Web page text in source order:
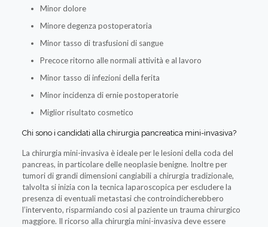
Minor dolore
Minore degenza postoperatoria
Minor tasso di trasfusioni di sangue
Precoce ritorno alle normali attività e al lavoro
Minor tasso di infezioni della ferita
Minor incidenza di ernie postoperatorie
Miglior risultato cosmetico
Chi sono i candidati alla chirurgia pancreatica mini-invasiva?
La chirurgia mini-invasiva è ideale per le lesioni della coda del
pancreas, in particolare delle neoplasie benigne. Inoltre per
tumori di grandi dimensioni cangiabili a chirurgia tradizionale,
talvolta si inizia con la tecnica laparoscopica per escludere la
presenza di eventuali metastasi che controindicherebbero
l’intervento, risparmiando cosi al paziente un trauma chirurgico
maggiore. Il ricorso alla chirurgia mini-invasiva deve essere